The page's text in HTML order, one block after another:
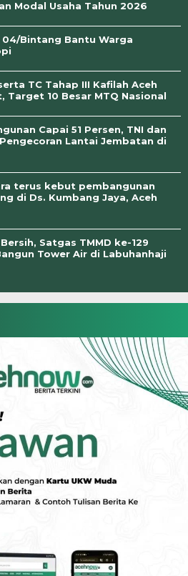
Modal Usaha Tahun 2026
04/Bintang Bantu Warga
TC Tahap III Kafilah Aceh
Target 10 Besar MTQ Nasional
Capai 51 Persen, TNI dan
Lantai Jembatan di
terus kebut pembangunan
di Ds. Kumbang Jaya, Aceh
Satgas TMMD ke-129
Tower Air di Labuhanhaji